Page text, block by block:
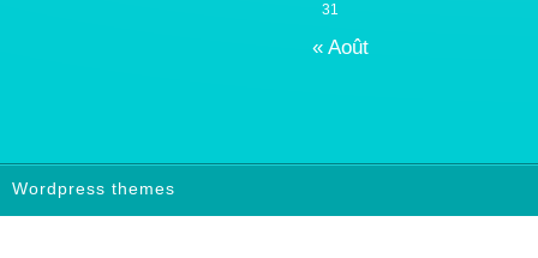
« Août
31
Wordpress themes